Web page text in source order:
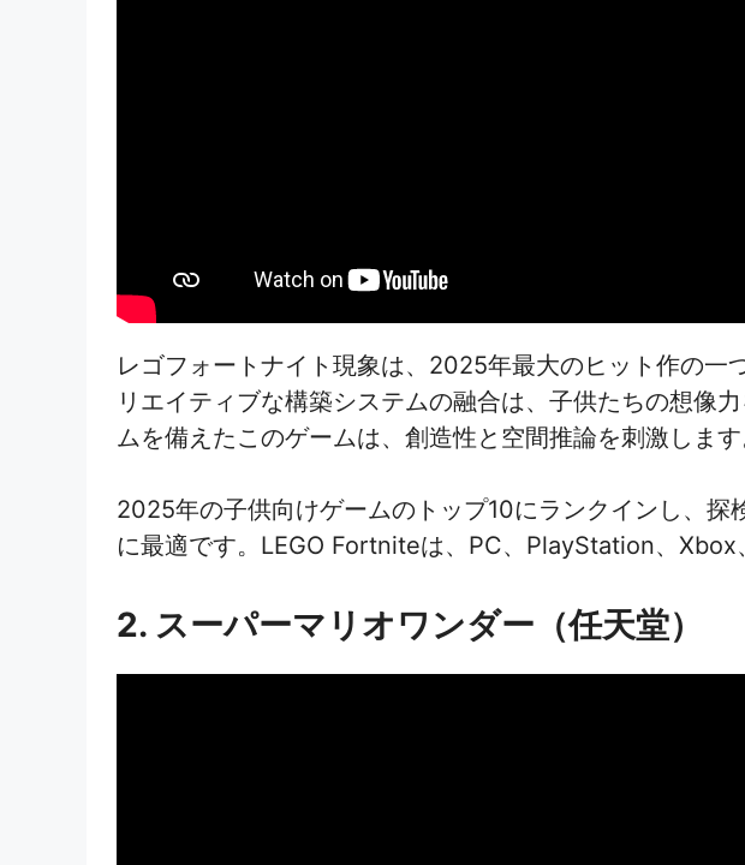
レゴフォートナイト現象は、2025年最大のヒット作の
リエイティブな構築システムの融合は、子供たちの想像
ムを備えたこのゲームは、創造性と空間推論を刺激しま
2025年の子供向けゲームのトップ10にランクインし、
に最適です。LEGO Fortniteは、PC、PlayStation、
2. スーパーマリオワンダー（任天堂）